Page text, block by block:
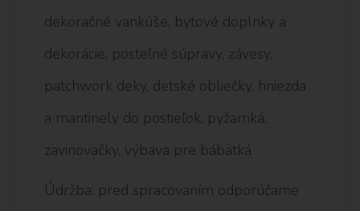
dekoračné vankúše, bytové doplnky a
dekorácie, posteľné súpravy, závesy,
patchwork deky, detské obliečky, hniezda
a mantinely do postieľok, pyžamká,
zavinovačky, výbava pre bábätká
Údržba: pred spracovaním odporúčame